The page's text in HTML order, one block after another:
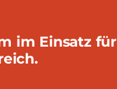
im Einsatz für